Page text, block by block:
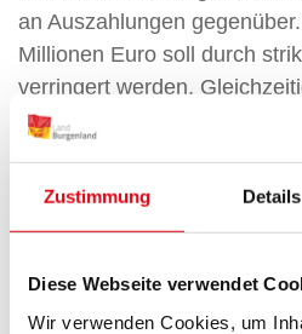
Zustimmung Details
Diese Webseite verwendet
Wir verwenden Cookies, um
an Auszahlungen
Millionen Euro soll durch
verringert werden.
Aktivierung der
Dadurch sinkt der
Infrastruktur, Soziales und
Burgenländerinnen und